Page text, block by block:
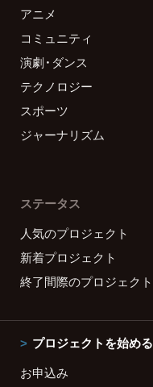
アニメ
コミュニティ
演劇・ダンス
テクノロジー
スポーツ
ジャーナリズム
ステータス
人気のプロジェクト
新着プロジェクト
終了間際のプロジェクト
プロジェクトを始める
お申込み